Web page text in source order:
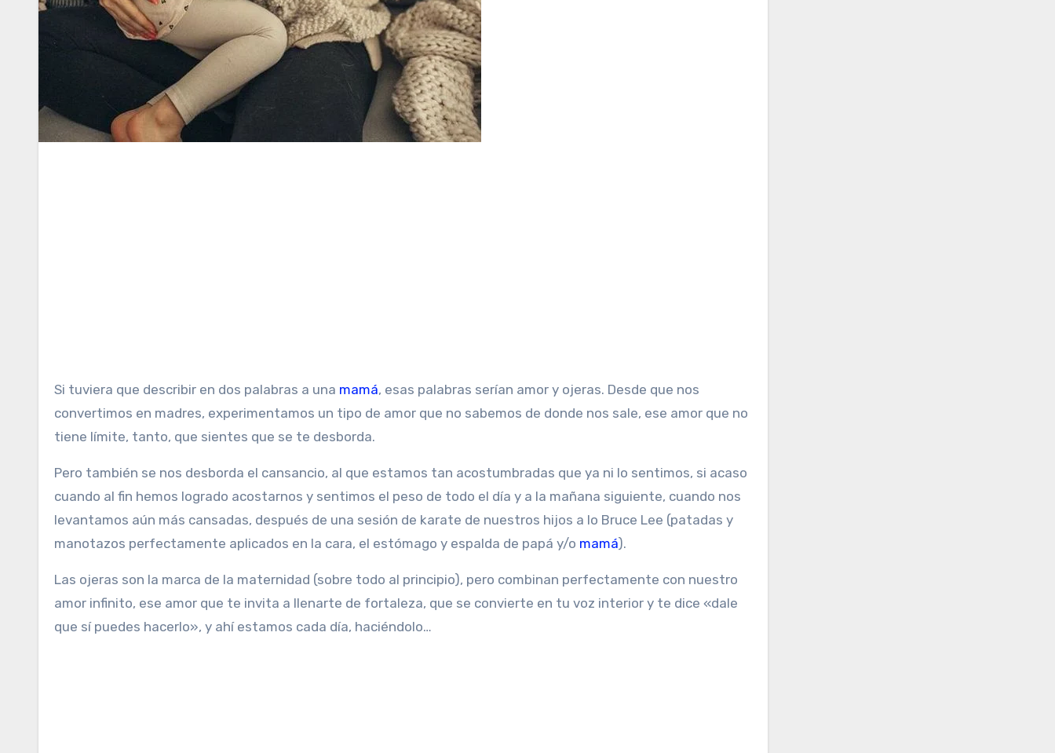
Si tuviera que describir en dos palabras a una mamá, esas palabras serían amor y ojeras. Desde que nos
convertimos en madres, experimentamos un tipo de amor que no sabemos de donde nos sale, ese amor que no
tiene límite, tanto, que sientes que se te desborda.
Pero también se nos desborda el cansancio, al que estamos tan acostumbradas que ya ni lo sentimos, si acaso
cuando al fin hemos logrado acostarnos y sentimos el peso de todo el día y a la mañana siguiente, cuando nos
levantamos aún más cansadas, después de una sesión de karate de nuestros hijos a lo Bruce Lee (patadas y
manotazos perfectamente aplicados en la cara, el estómago y espalda de papá y/o mamá).
Las ojeras son la marca de la maternidad (sobre todo al principio), pero combinan perfectamente con nuestro
amor infinito, ese amor que te invita a llenarte de fortaleza, que se convierte en tu voz interior y te dice «dale
que sí puedes hacerlo», y ahí estamos cada día, haciéndolo…